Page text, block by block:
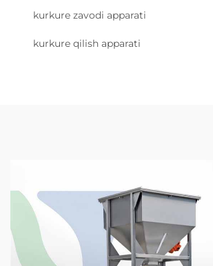
kurkure zavodi apparati
kurkure qilish apparati